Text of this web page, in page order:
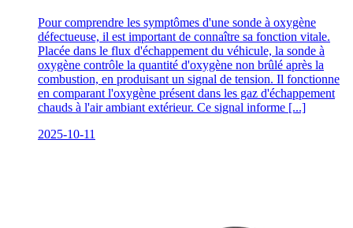
Pour comprendre les symptômes d'une sonde à oxygène
défectueuse, il est important de connaître sa fonction vitale.
Placée dans le flux d'échappement du véhicule, la sonde à
oxygène contrôle la quantité d'oxygène non brûlé après la
combustion, en produisant un signal de tension. Il fonctionne
en comparant l'oxygène présent dans les gaz d'échappement
chauds à l'air ambiant extérieur. Ce signal informe [...]
2025-10-11